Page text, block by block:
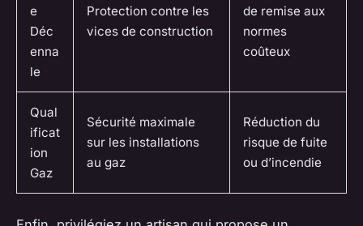
e
Déc
enna
le
Protection contre les
vices de construction
de remise aux
normes
coûteux
Qual
ificat
ion
Gaz
Sécurité maximale
sur les installations
au gaz
Réduction du
risque de fuite
ou d’incendie